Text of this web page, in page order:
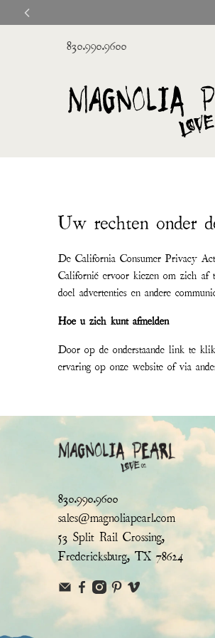
830.990.9600
Uw rechten onder
De California Consumer Privacy
Californië ervoor kiezen om zich af
doel advertenties en andere
Hoe u zich kunt afmelden
Door op de onderstaande link te
ervaring op onze website of via
830.990.9600
sales@magnoliapearl.com
53 Split Rail Crossing,
Fredericksburg, TX 78624